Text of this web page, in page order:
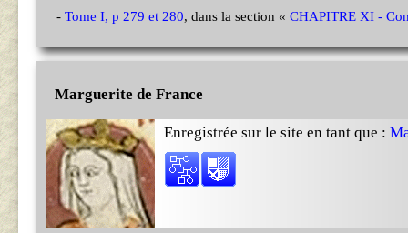
- Tome I, p 279 et 280, dans la section « CHAPITRE XI -
Marguerite de France
Enregistrée sur le site en tant que :